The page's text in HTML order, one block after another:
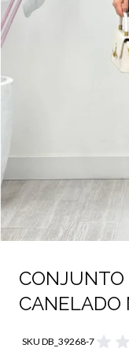
CONJUNTO
CANELADO
SKU DB_39268-7